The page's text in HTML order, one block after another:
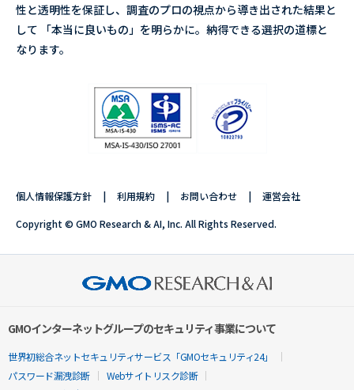
性と透明性を保証し、調査のプロの視点から導き出された結果と
して 「本当に良いもの」を明らかに。納得できる選択の道標と
なります。
個人情報保護方針 利用規約 お問い合わせ 運営会社
Copyright © GMO Research & AI, Inc. All Rights Reserved.
GMOインターネットグループのセキュリティ事業について
世界初総合ネットセキュリティサービス「GMOセキュリティ24」
パスワード漏洩診断
Webサイトリスク診断